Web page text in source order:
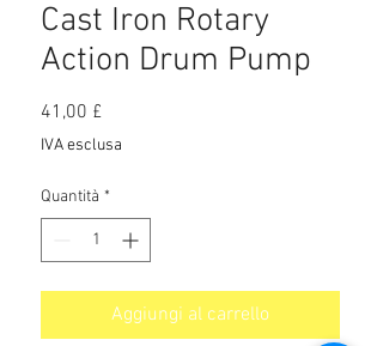
Cast Iron Rotary
Action Drum Pump
41,00 £
IVA esclusa
Quantità *
Aggiungi al carrello